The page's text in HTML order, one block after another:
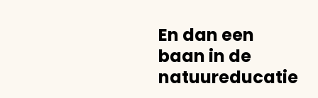
En dan een
baan in de
natuureducatie